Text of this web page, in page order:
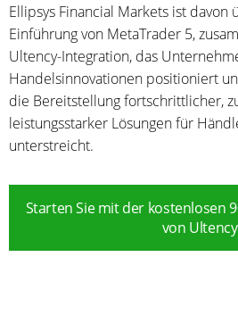
Ellipsys Financial Markets ist davon
Einführung von MetaTrader 5,
Ultency-Integration, das
Handelsinnovationen positioniert
die Bereitstellung fortschrittlicher,
leistungsstarker Lösungen für
unterstreicht.
Starten Sie mit der kostenlosen
von Ultency